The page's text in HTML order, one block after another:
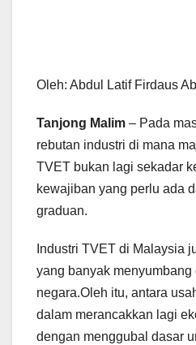
Oleh: Abdul Latif Firdaus
Tanjong Malim – Pada
rebutan industri di mana
TVET bukan lagi sekadar
kewajiban yang perlu ada
graduan.
Industri TVET di Malaysia
yang banyak
negara.Oleh itu, antara
dalam merancakkan lagi
dengan menggubal dasar